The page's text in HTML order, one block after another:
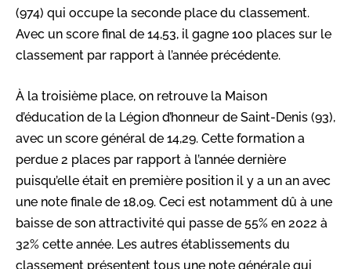
(974) qui occupe la seconde place du classement.
Avec un score final de 14,53, il gagne 100 places sur le
classement par rapport à l’année précédente.
À la troisième place, on retrouve la Maison
d’éducation de la Légion d’honneur de Saint-Denis (93),
avec un score général de 14,29. Cette formation a
perdue 2 places par rapport à l’année dernière
puisqu’elle était en première position il y a un an avec
une note finale de 18,09. Ceci est notamment dû à une
baisse de son attractivité qui passe de 55% en 2022 à
32% cette année. Les autres établissements du
classement présentent tous une note générale qui